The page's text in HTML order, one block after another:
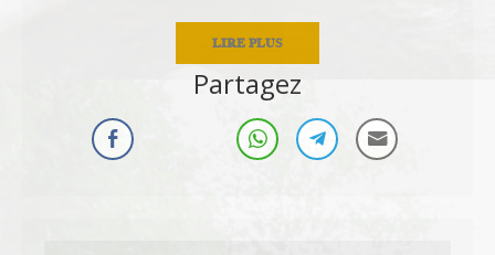
LIRE PLUS
Partagez